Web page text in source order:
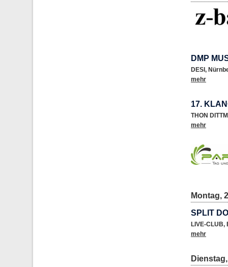
DMP
DESI ,
mehr
17.
THON
mehr
Montag,
SPLIT
LIVE-CLUB,
mehr